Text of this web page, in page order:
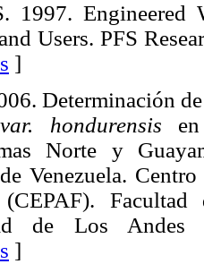
1997. Engineered
Users. PFS
]
Determinación
hondurensis
Norte y
Venezuela.
(CEPAF).
de Los Andes
]